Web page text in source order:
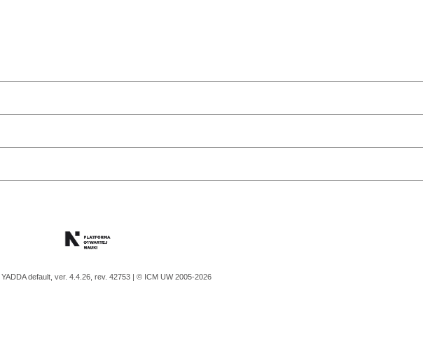
YADDAdefault, ver. 4.4.26, rev. 42753 | © ICM UW 2005-2026